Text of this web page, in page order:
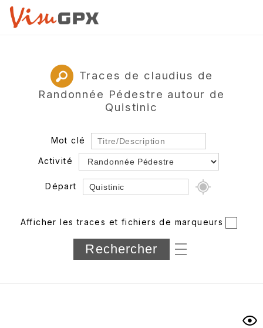
Traces de claudius de
Randonnée Pédestre autour de
Quistinic
Mot clé
Activité
Départ
Département
Longueur min/max
Afficher les traces et fichiers de marqueurs